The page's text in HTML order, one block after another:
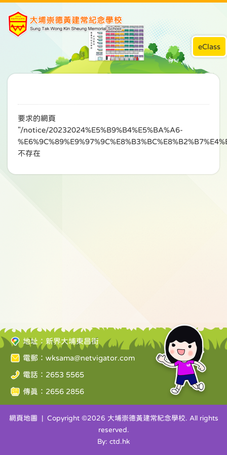
eClass
要求的網頁
"/notice/20232024%E5%B9%B4%E5%BA%A6-
不存在
地址：新界大埔東昌街
電郵： wksama@netvigator.com
電話：2653 5565
傳真：2656 2856
網頁地圖 | Copyright ©2026 大埔崇德黃建常紀念學校. All rights
reserved.
By: ctd.hk